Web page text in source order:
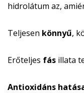
hidrolátum az,
Teljesen könnyű,
Erőteljes fás illata
Antioxidáns